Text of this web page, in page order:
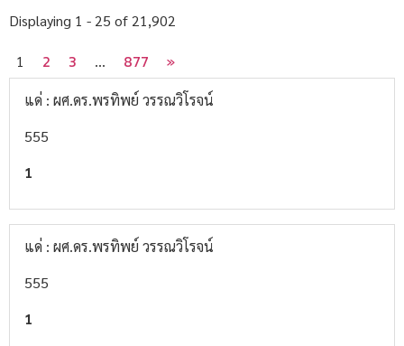
Displaying 1 - 25 of 21,902
1 2 3 … 877 »
แด่ : ผศ.ดร.พรทิพย์ วรรณวิโรจน์
555
1
แด่ : ผศ.ดร.พรทิพย์ วรรณวิโรจน์
555
1